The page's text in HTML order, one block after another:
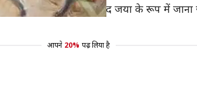
मूल रूप से जयम उसके बाद जया के रूप में जाना
आपने 20% पढ़ लिया है